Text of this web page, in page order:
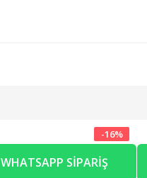
-16%
WHATSAPP SIPARIŞ